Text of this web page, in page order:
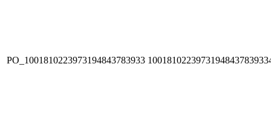
PO_1001810223973194843783933